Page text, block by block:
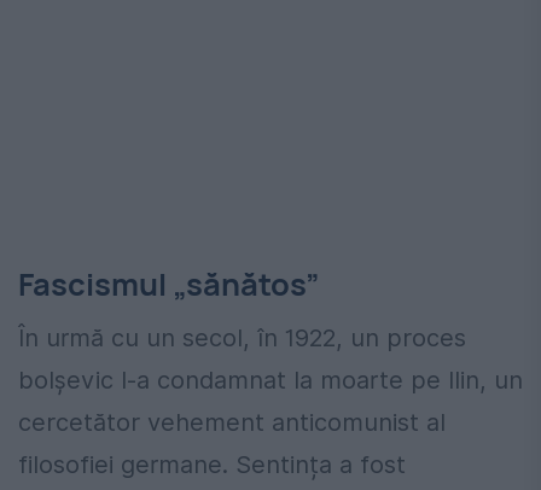
Fascismul „sănătos”
În urmă cu un secol, în 1922, un proces
bolșevic l-a condamnat la moarte pe Ilin, un
cercetător vehement anticomunist al
filosofiei germane. Sentința a fost